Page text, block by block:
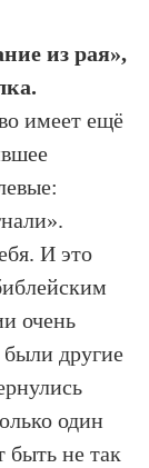
из рая»,
имеет ещё
И это
очень
были другие
один
быть не так